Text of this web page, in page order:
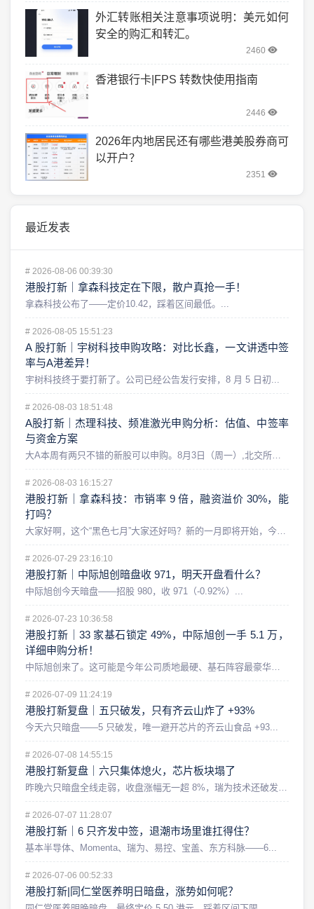
外汇转账相关注意事项说明：美元如何
安全的购汇和转汇。
2460
香港银行卡|FPS 转数快使用指南
2446
2026年内地居民还有哪些港美股券商可
以开户？
2351
最近发表
# 2026-08-06 00:39:30
港股打新｜拿森科技定在下限，散户真抢一手！
拿森科技公布了——定价10.42，踩着区间最低。...
# 2026-08-05 15:51:23
A 股打新｜宇树科技申购攻略：对比长鑫，一文讲透中签
率与A港差异！
宇树科技终于要打新了。公司已经公告发行安排，8 月 5 日初...
# 2026-08-03 18:51:48
A股打新｜杰理科技、频准激光申购分析：估值、中签率
与资金方案
大A本周有两只不错的新股可以申购。8月3日（周一）,北交所的...
# 2026-08-03 16:15:27
港股打新｜拿森科技：市销率 9 倍，融资溢价 30%，能
打吗？
大家好啊，这个“黑色七月”大家还好吗？新的一月即将开始，今天...
# 2026-07-29 23:16:10
港股打新｜中际旭创暗盘收 971，明天开盘看什么？
中际旭创今天暗盘——招股 980，收 971（-0.92%）...
# 2026-07-23 10:36:58
港股打新｜33 家基石锁定 49%，中际旭创一手 5.1 万，
详细申购分析！
中际旭创来了。这可能是今年公司质地最硬、基石阵容最豪华，同时...
# 2026-07-09 11:24:19
港股打新复盘｜五只破发，只有齐云山炸了 +93%
今天六只暗盘——5 只破发，唯一避开芯片的齐云山食品 +93...
# 2026-07-08 14:55:15
港股打新复盘｜六只集体熄火，芯片板块塌了
# 2026-07-07 11:28:07
港股打新｜6 只齐发中签，退潮市场里谁扛得住？
基本半导体、Momenta、瑞为、易控、宝盖、东方科脉——6...
# 2026-07-06 00:52:33
港股打新|同仁堂医养明日暗盘，涨势如何呢？